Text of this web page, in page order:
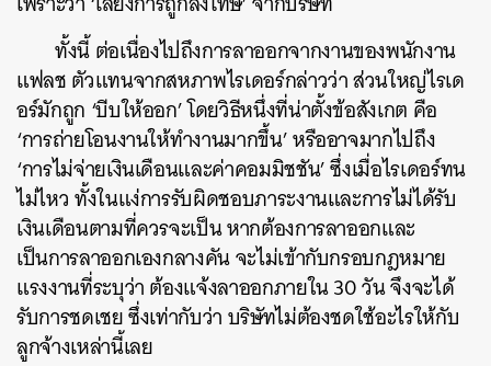
ทั้งนี้ ต่อเนื่องไปถึงการลาออกจากงานของพนักงาน
แฟลช ตัวแทนจากสหภาพไรเดอร์กล่าวว่า ส่วนใหญ่ไรเด
อร์มักถูก ‘บีบให้ออก’ โดยวิธีหนึ่งที่น่าตั้งข้อสังเกต คือ
‘การถ่ายโอนงานให้ทำงานมากขึ้น’ หรืออาจมากไปถึง
‘การไม่จ่ายเงินเดือนและค่าคอมมิชชัน’ ซึ่งเมื่อไรเดอร์ทน
ไม่ไหว ทั้งในแง่การรับผิดชอบภาระงานและการไม่ได้รับ
เงินเดือนตามที่ควรจะเป็น หากต้องการลาออกและ
เป็นการลาออกเองกลางคัน จะไม่เข้ากับกรอบกฎหมาย
แรงงานที่ระบุว่า ต้องแจ้งลาออกภายใน 30 วัน จึงจะได้
รับการชดเชย ซึ่งเท่ากับว่า บริษัทไม่ต้องชดใช้อะไรให้กับ
ลูกจ้างเหล่านี้เลย